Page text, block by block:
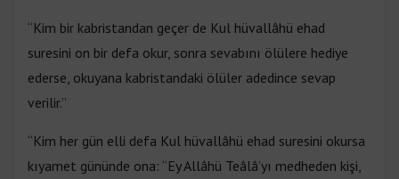
“Kim bir kabristandan geçer de Kul hüvallâhü ehad
suresini on bir defa okur, sonra sevabını ölülere hediye
ederse, okuyana kabristandaki ölüler adedince sevap
verilir.”
“Kim her gün elli defa Kul hüvallâhü ehad suresini okursa
kıyamet gününde ona: “Ey Allâhü Teâlâ’yı medheden kişi,